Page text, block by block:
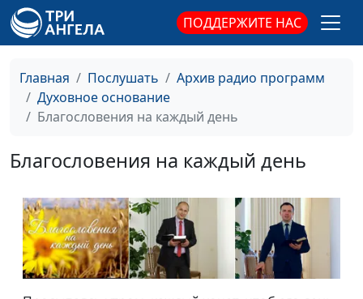
ПОДДЕРЖИТЕ НАС
Главная Послушать
Архив радио программ
Духовное основание
Благословения на каждый день
Благословения на каждый день